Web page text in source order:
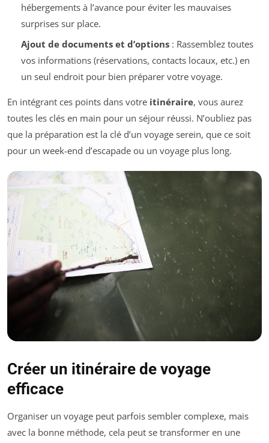
hébergements à l’avance pour éviter les mauvaises
surprises sur place.
Ajout de documents et d’options: Rassemblez toutes
vos informations (réservations, contacts locaux, etc.) en
un seul endroit pour bien préparer votre voyage.
En intégrant ces points dans votre itinéraire, vous aurez
toutes les clés en main pour un séjour réussi. N’oubliez pas
que la préparation est la clé d’un voyage serein, que ce soit
pour un week-end d’escapade ou un voyage plus long.
Créer un itinéraire de voyage
efficace
Organiser un voyage peut parfois sembler complexe, mais
avec la bonne méthode, cela peut se transformer en une